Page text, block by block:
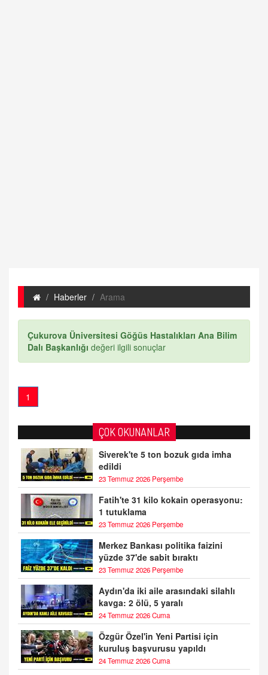
Haberler Arama
Çukurova Üniversitesi Göğüs Hastalıkları Ana Bilim
Dalı Başkanlığı değeri ilgili sonuçlar
1
ÇOK OKUNANLAR
Siverek'te 5 ton bozuk gıda imha
edildi
23 Temmuz 2026 Perşembe
Fatih'te 31 kilo kokain operasyonu:
1 tutuklama
23 Temmuz 2026 Perşembe
Merkez Bankası politika faizini
yüzde 37'de sabit bıraktı
23 Temmuz 2026 Perşembe
Aydın'da iki aile arasındaki silahlı
kavga: 2 ölü, 5 yaralı
24 Temmuz 2026 Cuma
Özgür Özel'in Yeni Partisi için
kuruluş başvurusu yapıldı
24 Temmuz 2026 Cuma